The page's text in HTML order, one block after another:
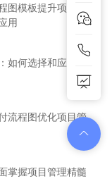
图模板提升项目管
用
如何选择和应用才
流程图优化项目管
掌握项目管理精髓